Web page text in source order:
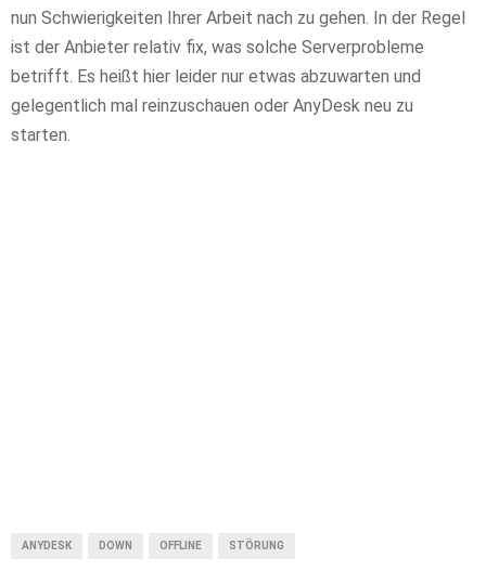
nun Schwierigkeiten Ihrer Arbeit nach zu gehen. In der Regel
ist der Anbieter relativ fix, was solche Serverprobleme
betrifft. Es heißt hier leider nur etwas abzuwarten und
gelegentlich mal reinzuschauen oder AnyDesk neu zu
starten.
ANYDESK DOWN OFFLINE STÖRUNG